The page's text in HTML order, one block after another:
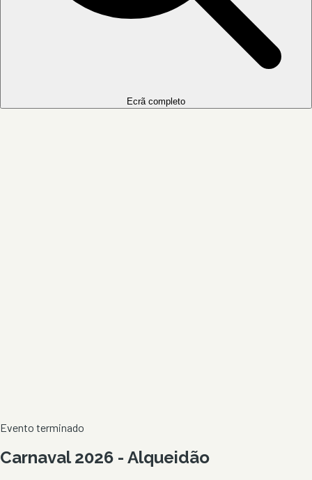
Ecrã completo
Evento terminado
Carnaval 2026 - Alqueidão